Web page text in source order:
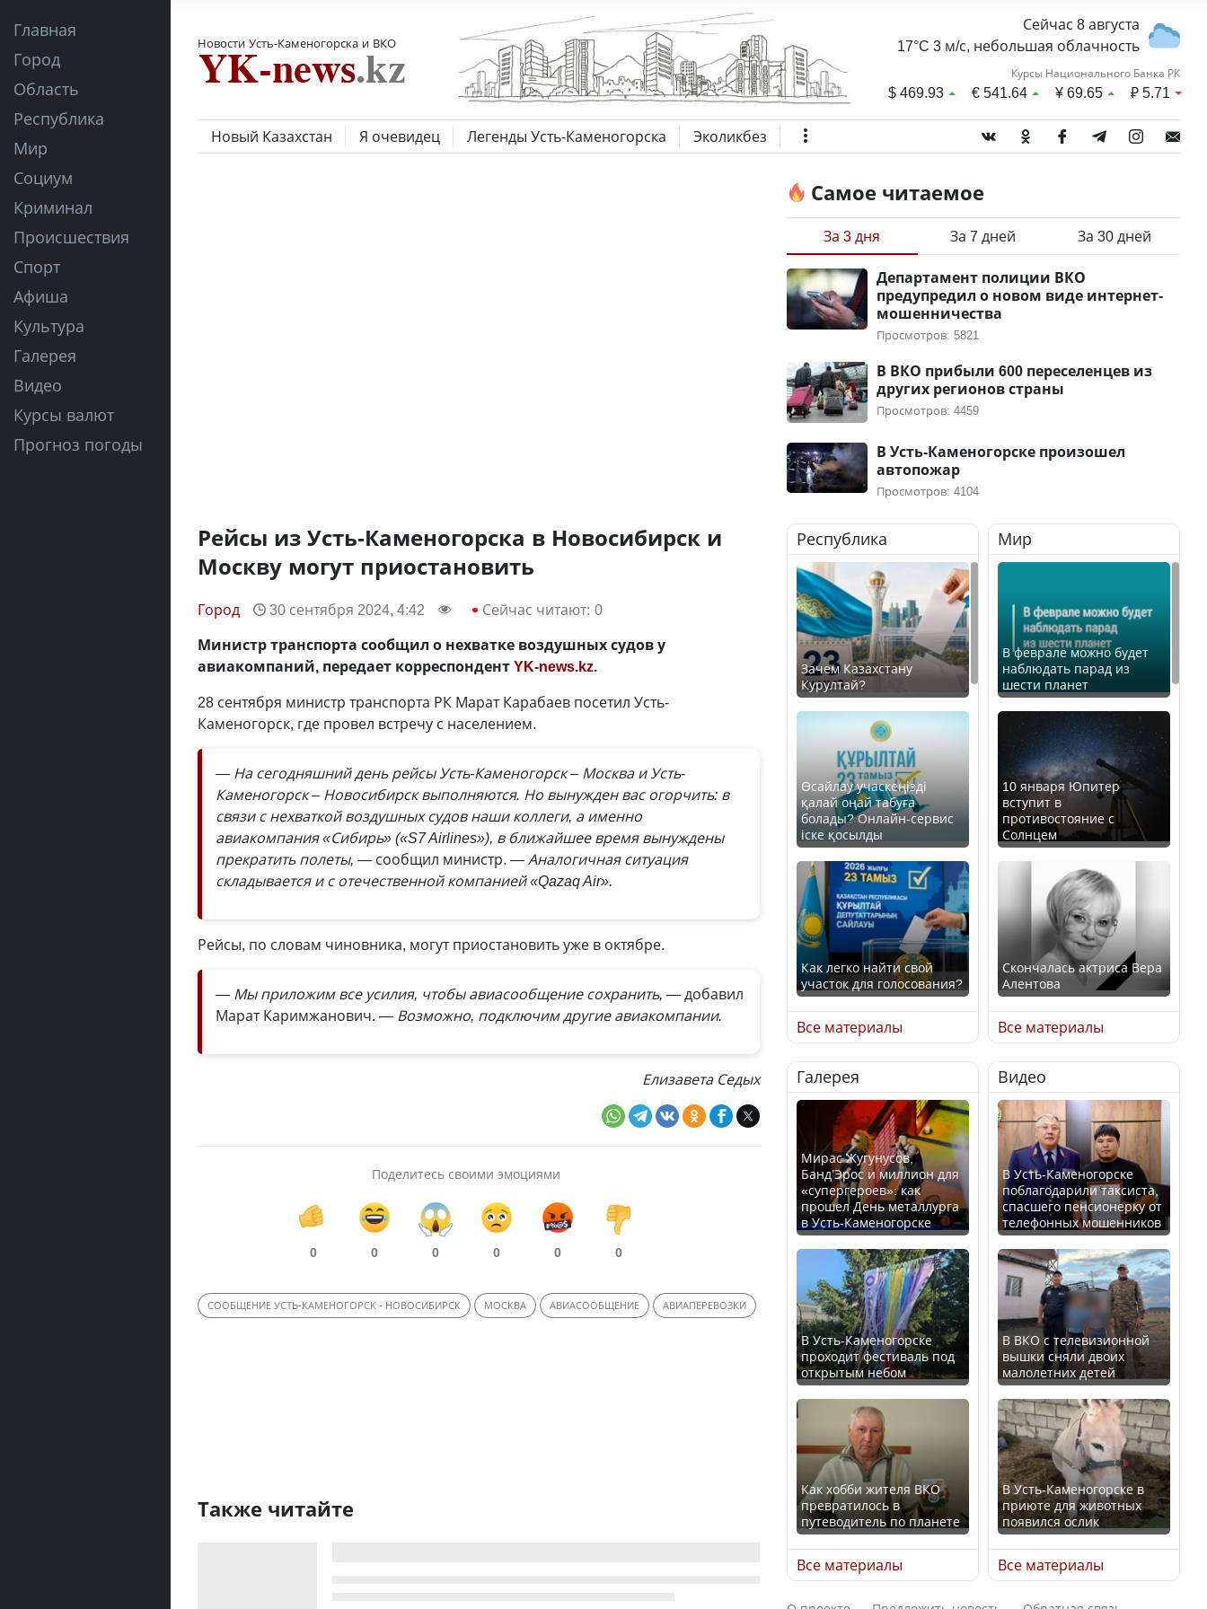
Главная
Город
Область
Республика
Мир
Социум
Криминал
Происшествия
Спорт
Афиша
Культура
Галерея
Видео
Курсы валют
Прогноз погоды
Новости Усть-Каменогорска и ВКО
Сейчас 8 августа
17°C 3 м/с, небольшая облачность
Курсы Национального Банка РК
$469.93 €541.64 ¥69.65 ₽5.71
Новый Казахстан Я очевидец Легенды Усть-Каменогорска Эколикбез
Рейсы из Усть-Каменогорска в Новосибирск и
Москву могут приостановить
Город 30 сентября 2024, 4:42 Сейчас читают: 0
Министр транспорта сообщил о нехватке воздушных судов у
авиакомпаний, передает корреспондентYK-news.kz.
28 сентября министр транспорта РК Марат Карабаев посетил Усть-
Каменогорск, где провел встречу с населением.
— На сегодняшний день рейсы Усть-Каменогорск – Москва и Усть-
Каменогорск – Новосибирск выполняются. Но вынужден вас огорчить: в
связи с нехваткой воздушных судов наши коллеги, а именно
авиакомпания «Сибирь» («S7 Airlines»), в ближайшее время вынуждены
прекратить полеты, — сообщил министр. — Аналогичная ситуация
складывается и с отечественной компанией «Qazaq Air».
Рейсы, по словам чиновника, могут приостановить уже в октябре.
— Мы приложим все усилия, чтобы авиасообщение сохранить, —добавил
Марат Каримжанович. — Возможно, подключим другие авиакомпании.
Елизавета Седых
Поделитесь своими эмоциями
0 0 0 0 0 0
СООБЩЕНИЕ УСТЬ-КАМЕНОГОРСК - НОВОСИБИРСК МОСКВА АВИАСООБЩЕНИЕ АВИАПЕРЕВОЗКИ
Также читайте
Самое читаемое
За 3 дня За 7 дней За 30 дней
Департамент полиции ВКО
предупредил о новом виде интернет-
мошенничества
Просмотров: 5821
В ВКО прибыли 600 переселенцев из
других регионов страны
Просмотров: 4459
В Усть-Каменогорске произошел
автопожар
Просмотров: 4104
Республика
Зачем Казахстану
Курултай?
Өсайлау учаскеңізді
қалай оңай табуға
болады? Онлайн-сервис
іске қосылды
Как легко найти свой
участок для голосования?
Минтруда назвало
отрасли с самыми
высокими зарплатными
предложениями
Искусственный интеллект
официально включили в
школьную программу
Казахстана
В Казахстане стало
проще получить
направления на
медицинские
обследования
Қазақстан Орталық Азия
елдері арасында әл-ауқат
индексінде көш бастады
Все материалы
Мир
В феврале можно будет
наблюдать парад из
шести планет
10 января Юпитер
вступит в
противостояние с
Солнцем
Скончалась актриса Вера
Алентова
В РФ вынесен заочный
приговор по уголовному
делу об убийстве Игоря
Талькова
В России введены
дополнительные
ограничения для
казахстанских прав
Трамп официально
вступил в должность
президента США
Луну признали объектом
культурного наследия,
находящегося под
угрозой исчезновения
Все материалы
Галерея
Мирас Жугунусов,
Банд’Эрос и миллион для
«супергероев»: как
прошел День металлурга
в Усть-Каменогорске
В Усть-Каменогорске
проходит фестиваль под
открытым небом
Как хобби жителя ВКО
превратилось в
путеводитель по планете
Все материалы
Видео
В Усть-Каменогорске
поблагодарили таксиста,
спасшего пенсионерку от
телефонных мошенников
В ВКО с телевизионной
вышки сняли двоих
малолетних детей
В Усть-Каменогорске в
приюте для животных
появился ослик
Все материалы